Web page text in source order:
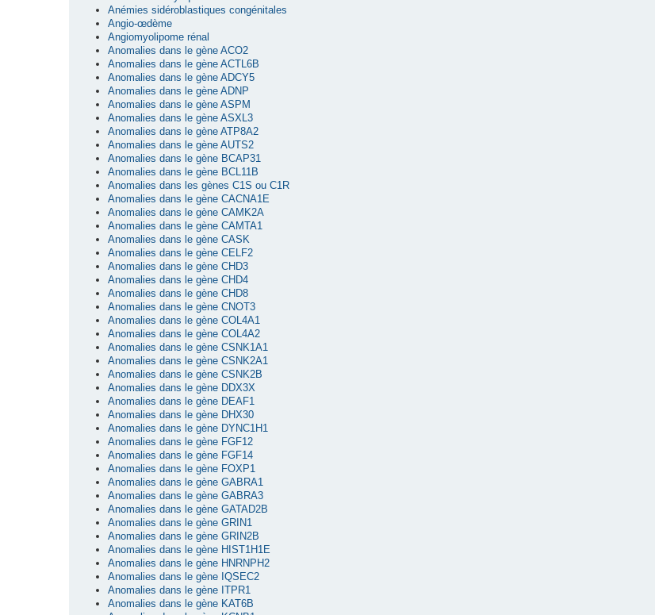
Anémies sidéroblastiques congénitales
Angio-œdème
Angiomyolipome rénal
Anomalies dans le gène ACO2
Anomalies dans le gène ACTL6B
Anomalies dans le gène ADCY5
Anomalies dans le gène ADNP
Anomalies dans le gène ASPM
Anomalies dans le gène ASXL3
Anomalies dans le gène ATP8A2
Anomalies dans le gène AUTS2
Anomalies dans le gène BCAP31
Anomalies dans le gène BCL11B
Anomalies dans les gènes C1S ou C1R
Anomalies dans le gène CACNA1E
Anomalies dans le gène CAMK2A
Anomalies dans le gène CAMTA1
Anomalies dans le gène CASK
Anomalies dans le gène CELF2
Anomalies dans le gène CHD3
Anomalies dans le gène CHD4
Anomalies dans le gène CHD8
Anomalies dans le gène CNOT3
Anomalies dans le gène COL4A1
Anomalies dans le gène COL4A2
Anomalies dans le gène CSNK1A1
Anomalies dans le gène CSNK2A1
Anomalies dans le gène CSNK2B
Anomalies dans le gène DDX3X
Anomalies dans le gène DEAF1
Anomalies dans le gène DHX30
Anomalies dans le gène DYNC1H1
Anomalies dans le gène FGF12
Anomalies dans le gène FGF14
Anomalies dans le gène FOXP1
Anomalies dans le gène GABRA1
Anomalies dans le gène GABRA3
Anomalies dans le gène GATAD2B
Anomalies dans le gène GRIN1
Anomalies dans le gène GRIN2B
Anomalies dans le gène HIST1H1E
Anomalies dans le gène HNRNPH2
Anomalies dans le gène IQSEC2
Anomalies dans le gène ITPR1
Anomalies dans le gène KAT6B